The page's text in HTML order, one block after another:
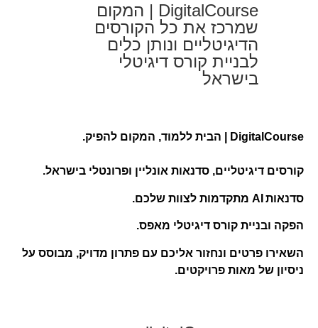
DigitalCourse | המקום
שמרכז את כל הקורסים
הדיגיטליים ונותן כלים
לבניית קורס דיגיטלי
בישראל
DigitalCourse | הבית ללמוד, המקום להפיק.
קורסים דיגיטליים, סדנאות אונליין ופרונטלי בישראל.
סדנאות AI מתקדמות לצוות שלכם.
הפקה ובניית קורס דיגיטלי מאפס.
השאירו פרטים ונחזור אליכם עם פתרון מדויק, מבוסס על
ניסיון של מאות פרויקטים.